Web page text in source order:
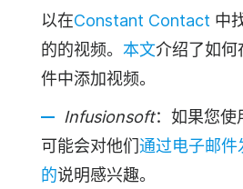
以在Constant Contact 中
的的视频。 本文介绍了如何
件中添加视频。
Infusionsoft：如果您
可能会对他们通过电子邮件
的说明感兴趣。